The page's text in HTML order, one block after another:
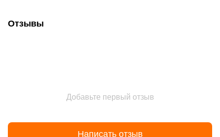
Отзывы
Добавьте первый отзыв
Написать отзыв